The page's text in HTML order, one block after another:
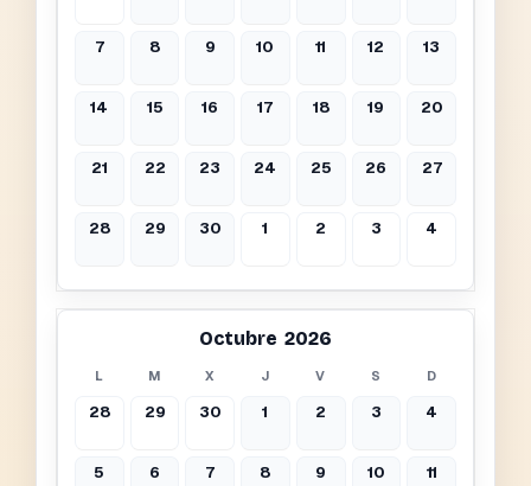
7 8 9 10 11 12 13
14 15 16 17 18 19 20
21 22 23 24 25 26 27
28 29 30 1 2 3 4
Octubre 2026
L M X J V S D
28 29 30 1 2 3 4
5 6 7 8 9 10 11